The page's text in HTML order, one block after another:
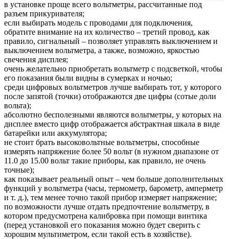
в установке проще всего вольтметры, рассчитанные под
разъем прикуривателя;
если выбирать модель с проводами для подключения,
обратите внимание на их количество – третий провод, как
правило, сигнальный – позволяет управлять выключением и
выключением вольтметра, а также, возможно, яркостью
свечения дисплея;
очень желательно приобретать вольтметр с подсветкой, чтобы
его показания были видны в сумерках и ночью;
среди цифровых вольтметров лучше выбирать тот, у которого
после запятой (точки) отображаются две цифры (сотые доли
вольта);
абсолютно бесполезными являются вольтметры, у которых на
дисплее вместо цифр отображается абстрактная шкала в виде
батарейки или аккумулятора;
не стоит брать высоковольтные вольтметры, способные
измерять напряжение более 50 вольт (в нужном диапазоне от
11.0 до 15.00 вольт такие приборы, как правило, не очень
точные);
как показывает реальный опыт – чем больше дополнительных
функций у вольтметра (часы, термометр, барометр, амперметр
и т. д.), тем менее точно такой прибор измеряет напряжение;
по возможности лучше отдать предпочтение вольтметру, в
котором предусмотрена калибровка при помощи винтика
(перед установкой его показания можно будет сверить с
хорошим мультиметром, если такой есть в хозяйстве).